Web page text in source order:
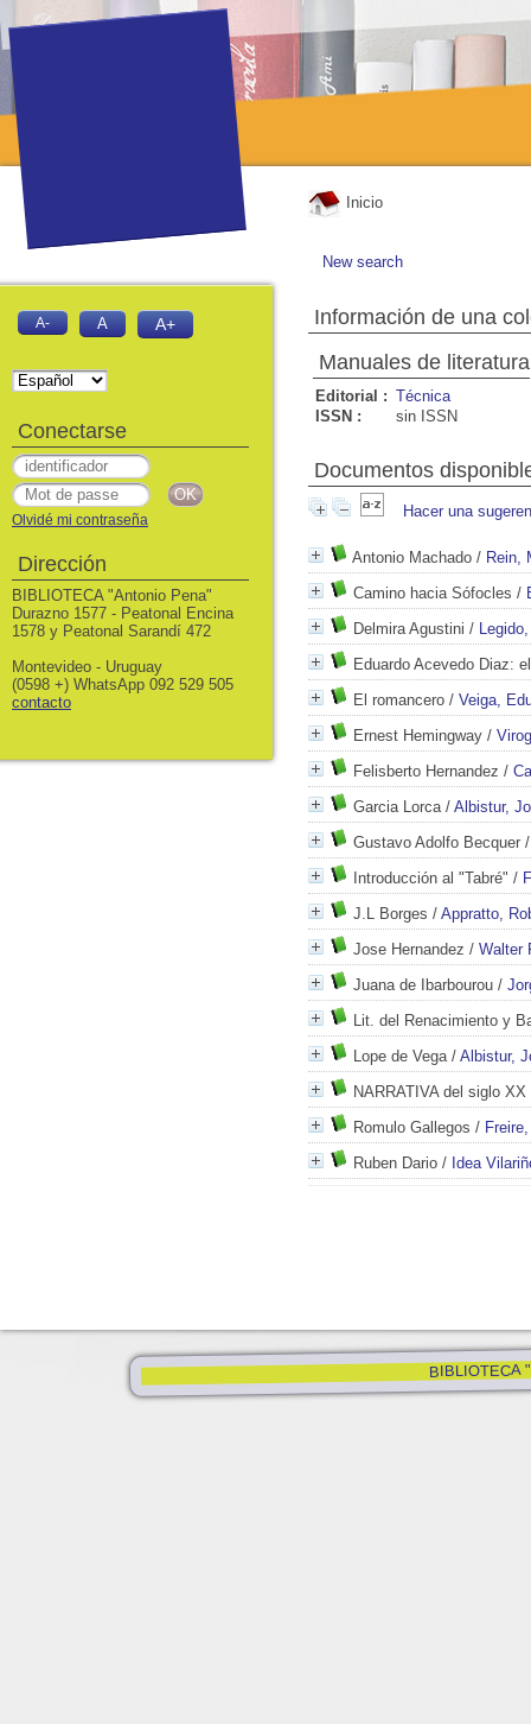
Inicio
New search
Información de una
Manuales de literatura
Editorial : Técnica
ISSN :
sin ISSN
Documentos
Hacer una
Antonio Machado / Rein,
Camino hacia Sófocles /
Delmira Agustini /
Eduardo Acevedo Diaz:
El romancero / Veiga,
Ernest Hemingway /
Felisberto Hernandez /
Garcia Lorca/ Albistur,
Gustavo Adolfo Becquer
Introducción al "Tabré" /
J.L Borges / Appratto,
Jose Hernandez / Walter
Juana de Ibarbourou /
Lit. del Renacimiento y
Lope de Vega/ Albistur,
NARRATIVA del siglo XX
Romulo Gallegos /
Ruben Dario / Idea
BIBLIOTECA
A- A A+
Conectarse
Olvidé mi contraseña
Dirección
BIBLIOTECA "Antonio Pena"
Durazno 1577 - Peatonal Encina
1578 y Peatonal Sarandí 472
Montevideo - Uruguay
(0598 +) WhatsApp 092 529 505
contacto